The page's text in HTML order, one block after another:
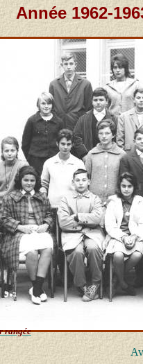
rangée
Année 1962-